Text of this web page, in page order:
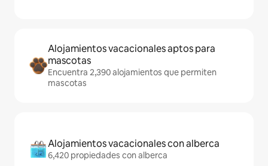
Alojamientos vacacionales aptos para
mascotas
Encuentra 2,390 alojamientos que permiten
mascotas
Alojamientos vacacionales con alberca
6,420 propiedades con alberca